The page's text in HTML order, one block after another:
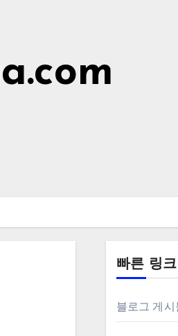
빠른 링크
블로그 게시